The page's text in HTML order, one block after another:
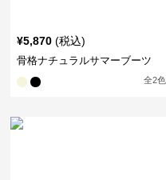
¥5,870 (税込)
骨格ナチュラルサマーブーツ
全2色